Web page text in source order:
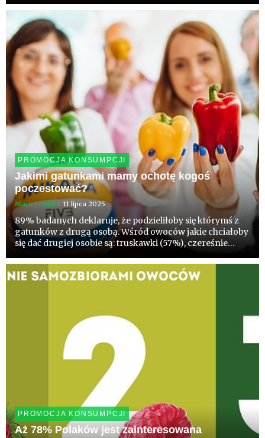
gwarantuje zdrowie teraz i w przyszłości. Wzorem do
naśladowania dla naj...
PROMOCJA KONSUMPCJI
Jakimi gatunkami mamy ochotę kogoś
poczestować?
Maciej Dolata 11 lipca 2025
89% badanych deklaruje, że podzieliłoby się którymś z
gatunków z drugą osobą. Wśród owoców jakie chciałoby
się dać drugiej osobie są: truskawki (57%), czereśnie
Spośród warzyw chcemy częstować pomidorem (20%) i
ogórki...
PROMOCJA KONSUMPCJI
Aż 78% Polaków jest zainteresowana